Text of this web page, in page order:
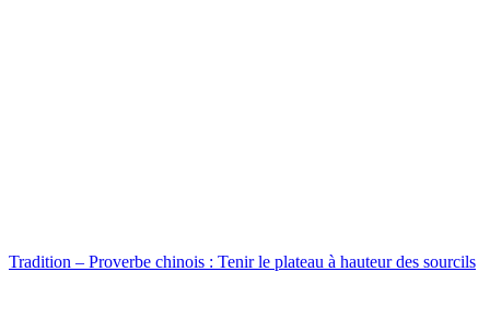
Tradition – Proverbe chinois : Tenir le plateau à hauteur des sourcils